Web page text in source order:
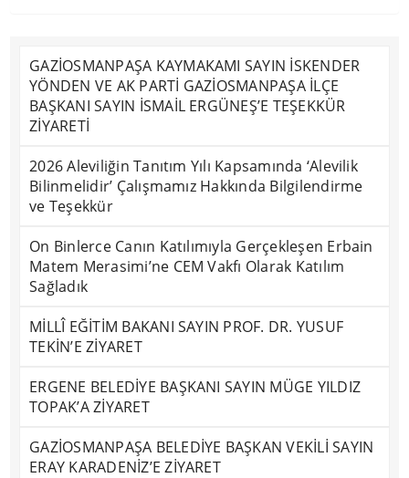
GAZİOSMANPAŞA KAYMAKAMI SAYIN İSKENDER
YÖNDEN VE AK PARTİ GAZİOSMANPAŞA İLÇE
BAŞKANI SAYIN İSMAİL ERGÜNEŞ’E TEŞEKKÜR
ZİYARETİ
2026 Aleviliğin Tanıtım Yılı Kapsamında ‘Alevilik
Bilinmelidir’ Çalışmamız Hakkında Bilgilendirme
ve Teşekkür
On Binlerce Canın Katılımıyla Gerçekleşen Erbain
Matem Merasimi’ne CEM Vakfı Olarak Katılım
Sağladık
MİLLÎ EĞİTİM BAKANI SAYIN PROF. DR. YUSUF
TEKİN’E ZİYARET
ERGENE BELEDİYE BAŞKANI SAYIN MÜGE YILDIZ
TOPAK’A ZİYARET
GAZİOSMANPAŞA BELEDİYE BAŞKAN VEKİLİ SAYIN
ERAY KARADENİZ’E ZİYARET